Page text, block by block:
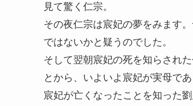
見て驚く仁宗。
その夜仁宗は宸妃の夢をみます
ではないかと疑うのでした。
そして翌朝宸妃の死を知らされ
とから、いよいよ宸妃が実母で
宸妃が亡くなったことを知った